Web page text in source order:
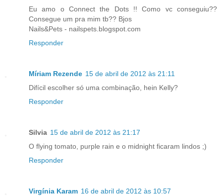
Eu amo o Connect the Dots !! Como vc conseguiu??
Consegue um pra mim tb?? Bjos
Nails&Pets - nailspets.blogspot.com
Responder
Míriam Rezende 15 de abril de 2012 às 21:11
Difícil escolher só uma combinação, hein Kelly?
Responder
Silvia 15 de abril de 2012 às 21:17
O flying tomato, purple rain e o midnight ficaram lindos ;)
Responder
Virgínia Karam 16 de abril de 2012 às 10:57